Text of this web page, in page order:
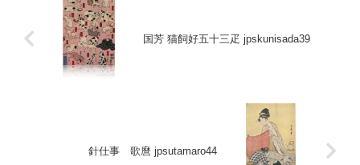
国芳 猫飼好五十三疋 jpskunisada39
針仕事 歌麿 jpsutamaro44